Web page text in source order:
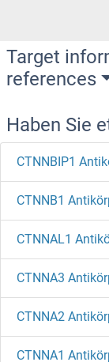
Target
references
Haben Sie
CTNNBIP1
CTNNB1
CTNNAL1
CTNNA3
CTNNA2
CTNNA1